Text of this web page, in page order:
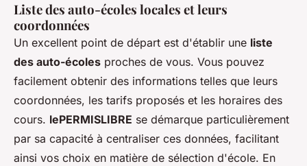
Liste des auto-écoles locales et leurs
coordonnées
Un excellent point de départ est d'établir une liste
des auto-écoles proches de vous. Vous pouvez
facilement obtenir des informations telles que leurs
coordonnées, les tarifs proposés et les horaires des
cours. lePERMISLIBRE se démarque particulièrement
par sa capacité à centraliser ces données, facilitant
ainsi vos choix en matière de sélection d'école. En